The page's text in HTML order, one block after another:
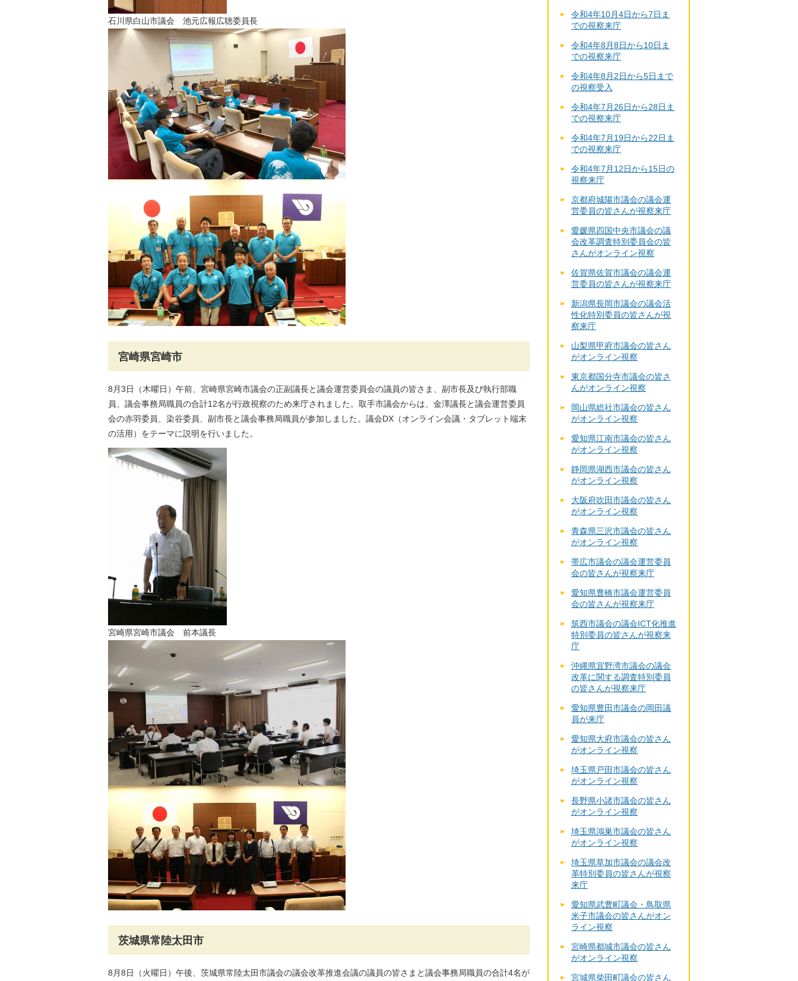
石川県白山市議会 池元広報広聴委員長
宮崎県宮崎市
8月3日（木曜日）午前、宮崎県宮崎市議会の正副議長と議会運営委員会の議員の皆さま、副市長及び執行部職
員、議会事務局職員の合計12名が行政視察のため来庁されました。取手市議会からは、金澤議長と議会運営委員
会の赤羽委員、染谷委員、副市長と議会事務局職員が参加しました。議会DX（オンライン会議・タブレット端末
の活用）をテーマに説明を行いました。
宮崎県宮崎市議会 前本議長
茨城県常陸太田市
8月8日（火曜日）午後、茨城県常陸太田市議会の議会改革推進会議の議員の皆さまと議会事務局職員の合計4名が
令和4年10月4日から7日ま
での視察来庁
令和4年8月8日から10日ま
での視察来庁
令和4年8月2日から5日まで
の視察受入
令和4年7月26日から28日ま
での視察来庁
令和4年7月19日から22日ま
での視察来庁
令和4年7月12日から15日の
視察来庁
京都府城陽市議会の議会運
営委員の皆さんが視察来庁
愛媛県四国中央市議会の議
会改革調査特別委員会の皆
さんがオンライン視察
佐賀県佐賀市議会の議会運
営委員の皆さんが視察来庁
新潟県長岡市議会の議会活
性化特別委員の皆さんが視
察来庁
山梨県甲府市議会の皆さん
がオンライン視察
東京都国分寺市議会の皆さ
んがオンライン視察
岡山県総社市議会の皆さん
がオンライン視察
愛知県江南市議会の皆さん
がオンライン視察
静岡県湖西市議会の皆さん
がオンライン視察
大阪府吹田市議会の皆さん
がオンライン視察
青森県三沢市議会の皆さん
がオンライン視察
帯広市議会の議会運営委員
会の皆さんが視察来庁
愛知県豊橋市議会運営委員
会の皆さんが視察来庁
筑西市議会の議会ICT化推進
特別委員の皆さんが視察来
庁
沖縄県宜野湾市議会の議会
改革に関する調査特別委員
の皆さんが視察来庁
愛知県豊田市議会の岡田議
員が来庁
愛知県大府市議会の皆さん
がオンライン視察
埼玉県戸田市議会の皆さん
がオンライン視察
長野県小諸市議会の皆さん
がオンライン視察
埼玉県鴻巣市議会の皆さん
がオンライン視察
埼玉県草加市議会の議会改
革特別委員の皆さんが視察
来庁
愛知県武豊町議会・鳥取県
米子市議会の皆さんがオン
ライン視察
宮崎県都城市議会の皆さん
がオンライン視察
宮城県柴田町議会の皆さん